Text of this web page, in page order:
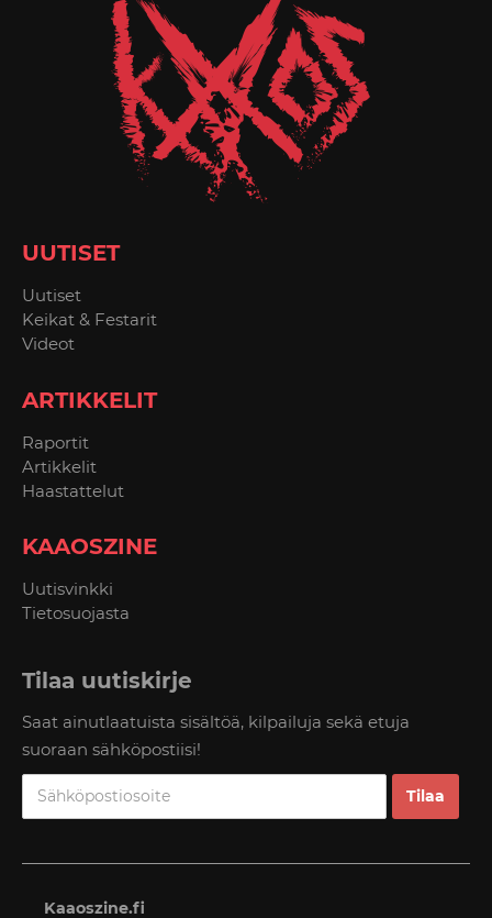
UUTISET
Uutiset
Keikat & Festarit
Videot
ARTIKKELIT
Raportit
Artikkelit
Haastattelut
KAAOSZINE
Uutisvinkki
Tietosuojasta
Tilaa uutiskirje
Saat ainutlaatuista sisältöä, kilpailuja sekä etuja
suoraan sähköpostiisi!
Kaaoszine.fi